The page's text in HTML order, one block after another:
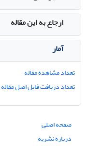
ارجاع به این مقاله
آمار
تعداد مشاهده مقاله
تعداد دریافت فایل اصل مقاله
صفحه اصلی
درباره نشریه